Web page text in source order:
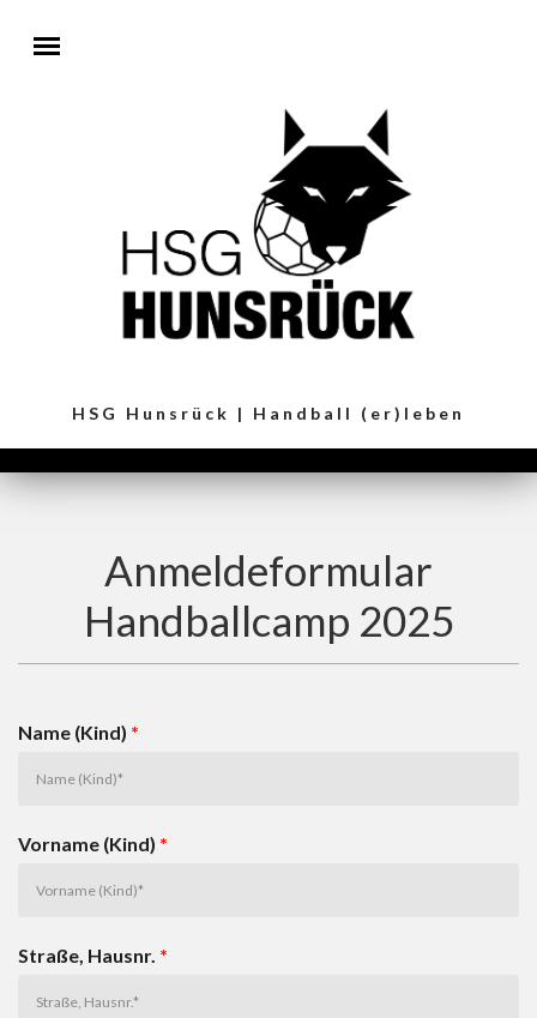
HSG Hunsrück | Handball (er)leben
Anmeldeformular
Handballcamp 2025
Name (Kind) *
Vorname (Kind) *
Straße, Hausnr. *